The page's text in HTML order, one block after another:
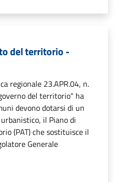
del territorio -
regionale 23.APR.04, n.
del territorio" ha
devono dotarsi di un
il Piano di
(PAT) che sostituisce il
Generale